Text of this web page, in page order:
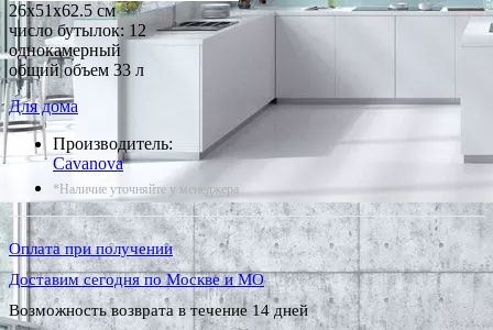
26x51x62.5 см
число бутылок: 12
однокамерный
общий объем 33 л
Для дома
Производитель:
Cavanova
*Наличие уточняйте у менеджера
Оплата при получении
Доставим сегодня по Москве и МО
Возможность возврата в течение 14 дней